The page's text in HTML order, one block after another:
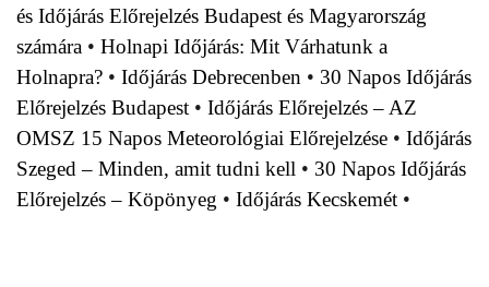
és Időjárás Előrejelzés Budapest és Magyarország
számára • Holnapi Időjárás: Mit Várhatunk a
Holnapra? • Időjárás Debrecenben • 30 Napos Időjárás
Előrejelzés Budapest • Időjárás Előrejelzés – AZ
OMSZ 15 Napos Meteorológiai Előrejelzése • Időjárás
Szeged – Minden, amit tudni kell • 30 Napos Időjárás
Előrejelzés – Köpönyeg • Időjárás Kecskemét •